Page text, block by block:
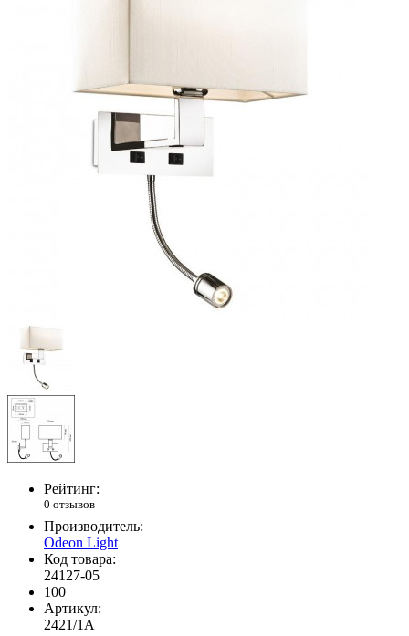
Рейтинг:
0 отзывов
Производитель:
Odeon Light
Код товара:
24127-05
100
Артикул:
2421/1A